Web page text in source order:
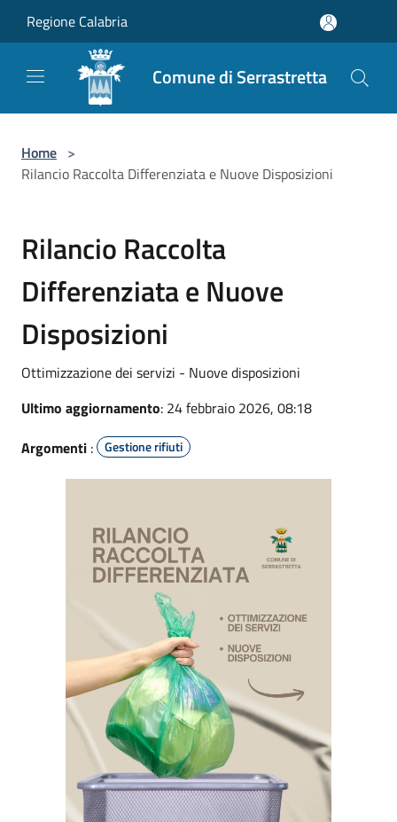
Regione Calabria
Comune di Serrastretta
Home >
Rilancio Raccolta Differenziata e Nuove Disposizioni
Rilancio Raccolta
Differenziata e Nuove
Disposizioni
Ottimizzazione dei servizi - Nuove disposizioni
Ultimo aggiornamento: 24 febbraio 2026, 08:18
Argomenti : Gestione rifiuti